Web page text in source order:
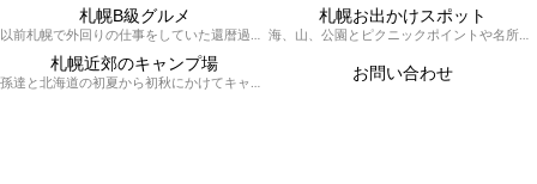
札幌B級グルメ
以前札幌で外回りの仕事をしていた還暦過ぎブロガー「えびG」がランチ（サラリーマンランチ、サラメシ）を中心に、おそば、ラーメン、中華、日替わりランチを「札幌Bグルメ」と題してレポートしているブログカテゴリーのページです。現在は定年後の再雇用で札幌中とはいかなまでも会社の近くのすすきの界隈や家のある札幌市南区を中心に徘徊しております。
札幌お出かけスポット
海、山、公園とピクニックポイントや名所、旧跡などなど、、、、、札幌はもとより郊外の無理なく日帰りでいって帰ってこれるお出かけスポットを孫っち達（小学５、３年生、幼稚園年長さんの３人）とえびGがお出かけをして紹介しているページです。
札幌近郊のキャンプ場
孫達と北海道の初夏から初秋にかけてキャンプに出かけます。キャンプ場情報だったり料理だったり花火や遊びに虫取りとまさに「やっちゃえ！えびG」やりたい放題のブログです。 お問い合わせ